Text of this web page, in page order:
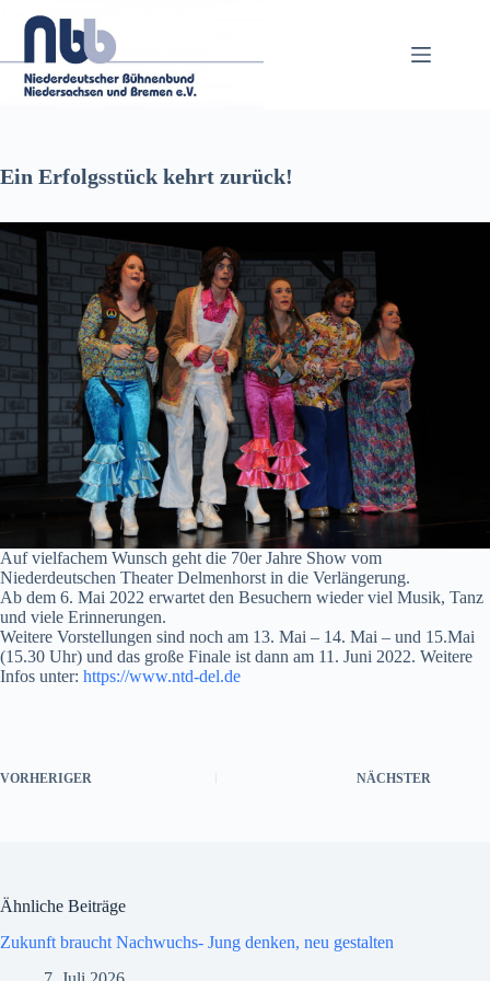
Inhalt
Ein Erfolgsstück kehrt zurück!
Auf vielfachem Wunsch geht die 70er Jahre Show vom
Niederdeutschen Theater Delmenhorst in die Verlängerung.
Ab dem 6. Mai 2022 erwartet den Besuchern wieder viel Musik, Tanz
und viele Erinnerungen.
Weitere Vorstellungen sind noch am 13. Mai – 14. Mai – und 15.Mai
(15.30 Uhr) und das große Finale ist dann am 11. Juni 2022. Weitere
Infos unter: https://www.ntd-del.de
VORHERIGER NÄCHSTER
Ähnliche Beiträge
Zukunft braucht Nachwuchs- Jung denken, neu gestalten